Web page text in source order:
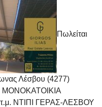
Πωλείται
Λέσβου (4277)
ΜΟΝΟΚΑΤΟΙΚΙΑ
ΝΤΙΠΙ ΓΕΡΑΣ-ΛΕΣΒΟΥ